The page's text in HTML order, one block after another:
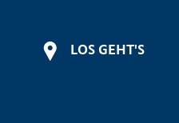
LOS GEHT'S